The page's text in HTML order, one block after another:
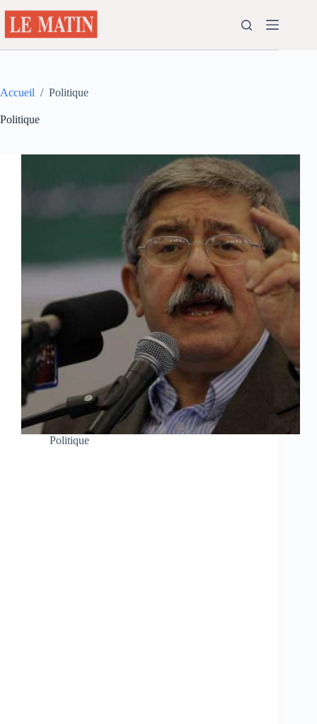
au
contenu
Accueil / Politique
Politique
Politique